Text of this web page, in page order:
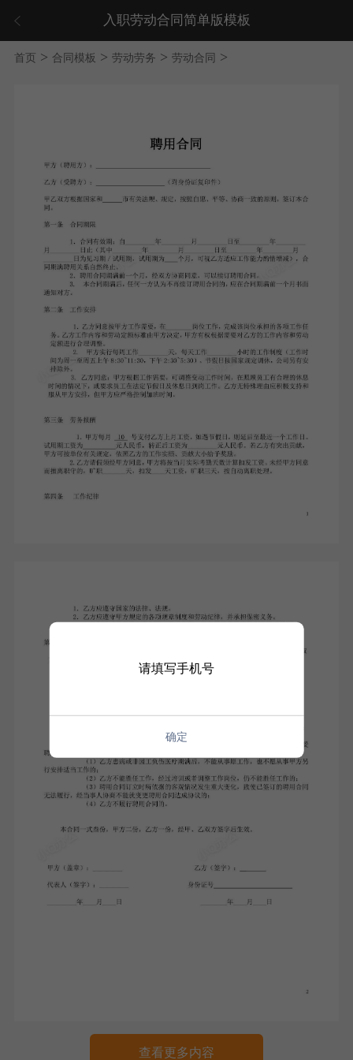
入职劳动合同简单版模板
首页 > 合同模板 > 劳动劳务 > 劳动合同 >
查看更多内容
请填写手机号
确定